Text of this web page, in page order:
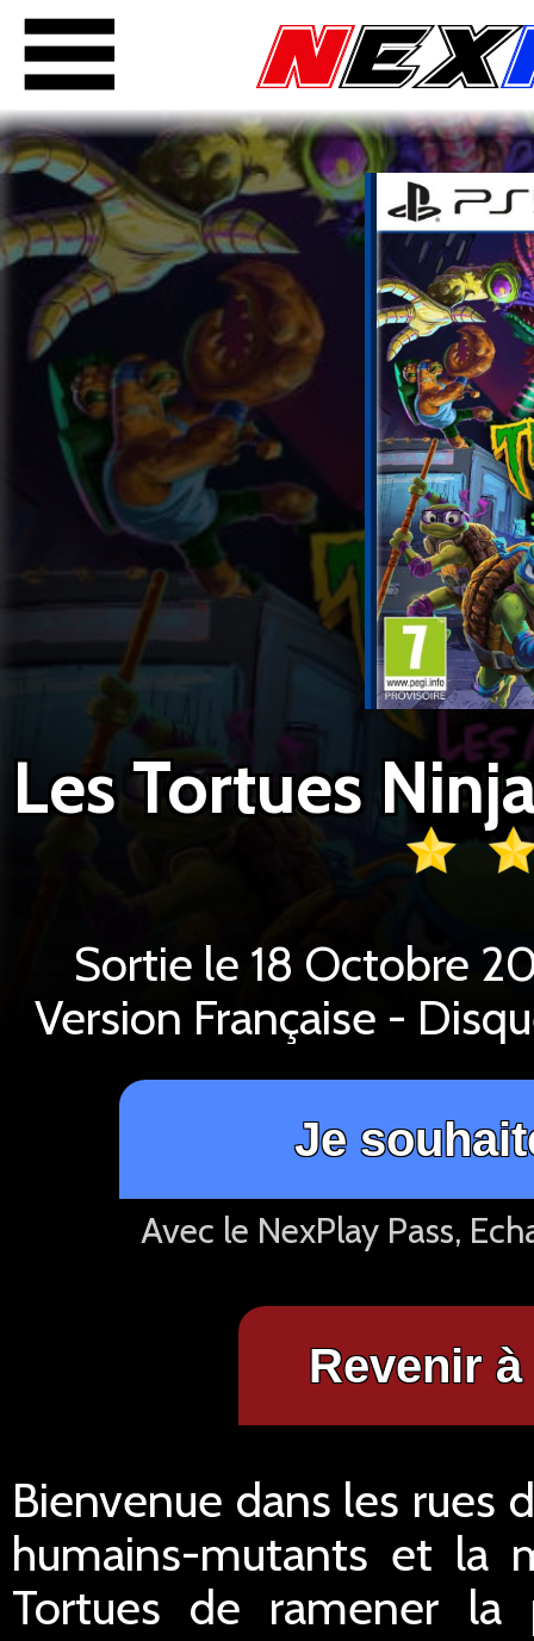
Sortie le 18 Octobre
Version Française -
Je
Avec le NexPlay Pass,
Revenir
Bienvenue dans les rues
humains-mutants et la
Tortues de ramener la